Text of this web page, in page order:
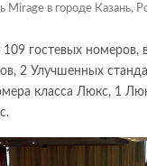
Mirage в городе Казань,
гостевых номеров,
2 Улучшенных
класса Люкс, 1